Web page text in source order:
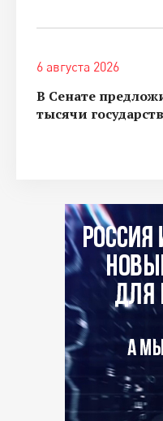
6 августа 2026
В Сенате
тысячи